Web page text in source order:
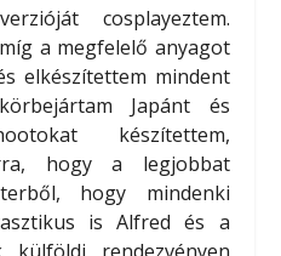
cosplayeztem.
a megfelelő anyagot
elkészítettem mindent
Japánt és
készítettem,
hogy a legjobbat
hogy mindenki
is Alfred és a